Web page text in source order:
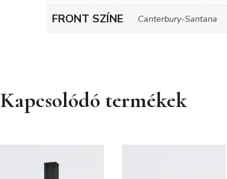
FRONT SZÍNE Canterbury-Santana
Kapcsolódó termékek